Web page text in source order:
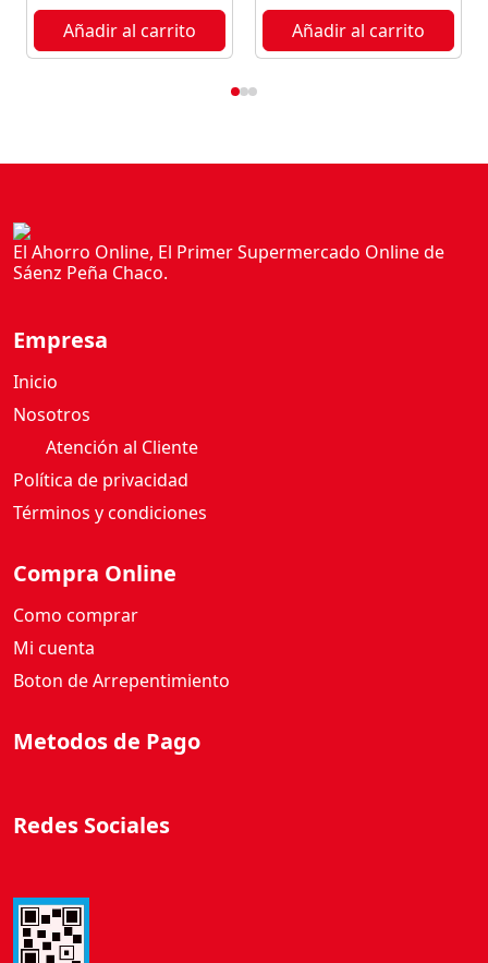
A
R
3
c
a
n
d
a
d
Añadir al carrito Añadir al carrito
El Ahorro Online, El Primer Supermercado Online de
Sáenz Peña Chaco.
Empresa
Inicio
Nosotros
Atención al Cliente
Política de privacidad
Términos y condiciones
Compra Online
Como comprar
Mi cuenta
Boton de Arrepentimiento
Metodos de Pago
Redes Sociales